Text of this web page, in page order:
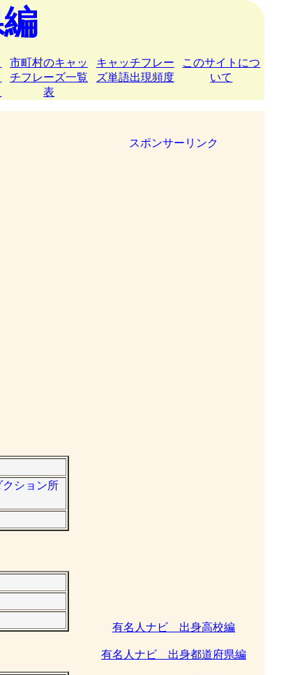
市町村のキャッ
チフレーズ一覧
表
キャッチフレー
ズ単語出現頻度
このサイトにつ
いて
クション所
スポンサーリンク
有名人ナビ 出身高校編
有名人ナビ 出身都道府県編